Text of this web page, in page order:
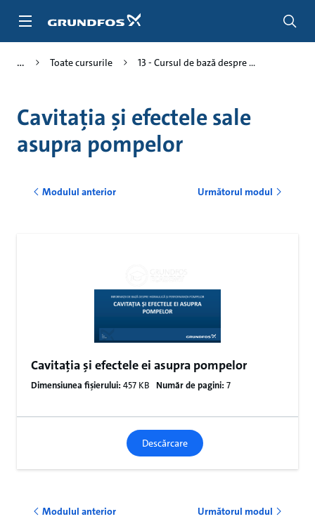
Toate cursurile 13 - Cursul de bază despre ...
Cavitația și efectele sale
asupra pompelor
Modulul anterior Următorul modul
Cavitația și efectele ei asupra pompelor
Dimensiunea fișierului: 457 KB Număr de pagini: 7
Descărcare
Modulul anterior Următorul modul